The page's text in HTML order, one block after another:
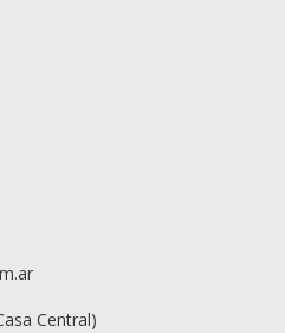
Central)